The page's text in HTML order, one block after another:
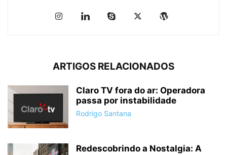
ARTIGOS RELACIONADOS
Claro TV fora do ar: Operadora
passa por instabilidade
Rodrigo Santana
Redescobrindo a Nostalgia: A